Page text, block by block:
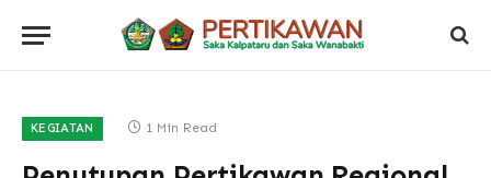
KEGIATAN 1 Min Read